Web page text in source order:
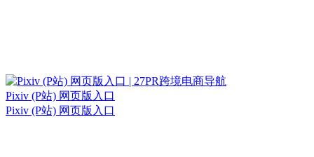
Pixiv (P站) 网页版入口
Pixiv (P站) 网页版入口